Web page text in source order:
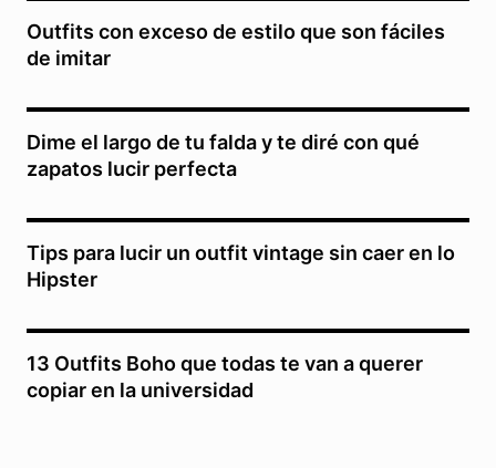
Outfits con exceso de estilo que son fáciles
de imitar
Dime el largo de tu falda y te diré con qué
zapatos lucir perfecta
Tips para lucir un outfit vintage sin caer en lo
Hipster
13 Outfits Boho que todas te van a querer
copiar en la universidad